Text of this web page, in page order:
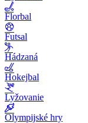
Florbal
Futsal
Hádzaná
Hokejbal
Lyžovanie
Olympijské hry